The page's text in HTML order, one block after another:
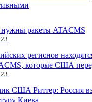
нужны ракеты ATACMS
регионов
которые США
США Риттер: Россия
Киева